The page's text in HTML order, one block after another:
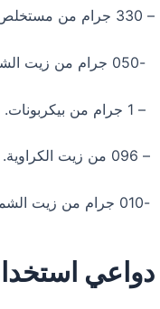
– 330 جرام من مستخلص كاموميل.
-050 جرام من زيت الشبت.
– 1 جرام من بيكربونات.
– 096 من زيت الكراوية.
-010 جرام من زيت الشمر.-
دواعي